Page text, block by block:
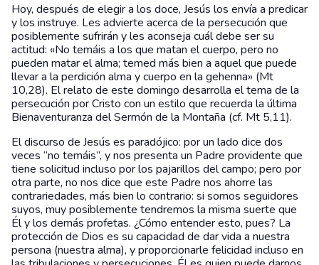
Hoy, después de elegir a los doce, Jesús los envía a predicar
y los instruye. Les advierte acerca de la persecución que
posiblemente sufrirán y les aconseja cuál debe ser su
actitud: «No temáis a los que matan el cuerpo, pero no
pueden matar el alma; temed más bien a aquel que puede
llevar a la perdición alma y cuerpo en la gehenna» (Mt
10,28). El relato de este domingo desarrolla el tema de la
persecución por Cristo con un estilo que recuerda la última
Bienaventuranza del Sermón de la Montaña (cf. Mt 5,11).
El discurso de Jesús es paradójico: por un lado dice dos
veces “no temáis”, y nos presenta un Padre providente que
tiene solicitud incluso por los pajarillos del campo; pero por
otra parte, no nos dice que este Padre nos ahorre las
contrariedades, más bien lo contrario: si somos seguidores
suyos, muy posiblemente tendremos la misma suerte que
Él y los demás profetas. ¿Cómo entender esto, pues? La
protección de Dios es su capacidad de dar vida a nuestra
persona (nuestra alma), y proporcionarle felicidad incluso en